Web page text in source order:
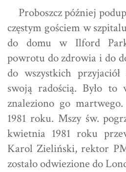
Proboszcz później
częstym gościem w
do domu w Ilford
powrotu do zdrowia i do
do wszystkich
swoją radością. Było to
znaleziono go
1981 roku. Mszy św.
kwietnia 1981 roku
Karol Zieliński, rektor
zostało odwiezione do